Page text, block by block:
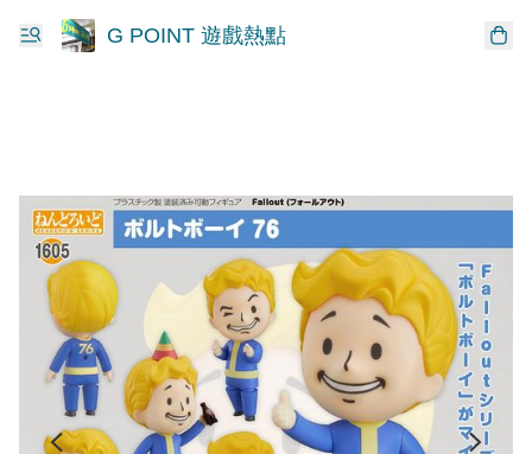
G POINT 遊戲熱點